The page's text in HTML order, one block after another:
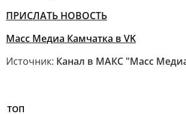
ПРИСЛАТЬ НОВОСТЬ
Масс Медиа Камчатка в VK
Источник: Канал в МАКС "Масс
ТОП